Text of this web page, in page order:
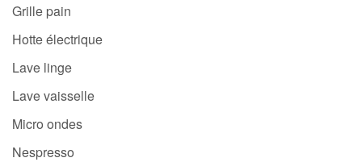
Grille pain
Hotte électrique
Lave linge
Lave vaisselle
Micro ondes
Nespresso